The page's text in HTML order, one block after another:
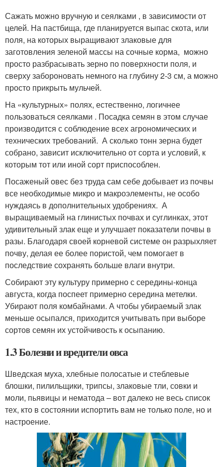
Сажать можно вручную и сеялками , в зависимости от
целей. На пастбища, где планируется выпас скота, или
поля, на которых выращивают злаковые для
заготовления зеленой массы на сочные корма, можно
просто разбрасывать зерно по поверхности поля, и
сверху забороновать немного на глубину 2-3 см, а можно
просто прикрыть мульчей.
На «культурных» полях, естественно, логичнее
пользоваться сеялками . Посадка семян в этом случае
производится с соблюдение всех агрономических и
технических требований. А сколько тонн зерна будет
собрано, зависит исключительно от сорта и условий, к
которым тот или иной сорт приспособлен.
Посаженый овес без труда сам себе добывает из почвы
все необходимые микро и макроэлементы, не особо
нуждаясь в дополнительных удобрениях. А
выращиваемый на глинистых почвах и суглинках, этот
удивительный злак еще и улучшает показатели почвы в
разы. Благодаря своей корневой системе он разрыхляет
почву, делая ее более пористой, чем помогает в
последствие сохранять больше влаги внутри.
Собирают эту культуру примерно с середины-конца
августа, когда поспеет примерно середина метелки.
Убирают поля комбайнами. А чтобы убираемый злак
меньше осыпался, приходится учитывать при выборе
сортов семян их устойчивость к осыпанию.
1.3 Болезни и вредители овса
Шведская муха, хлебные полосатые и стеблевые
блошки, пилильщики, трипсы, злаковые тли, совки и
моли, пьявицы и нематода – вот далеко не весь список
тех, кто в состоянии испортить вам не только поле, но и
настроение.